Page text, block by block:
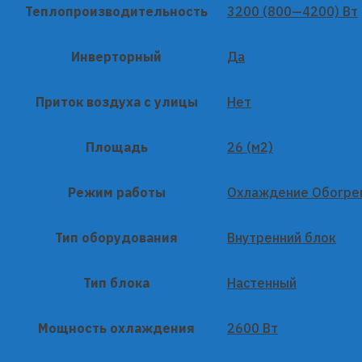
Теплопроизводительность 3200 (800—4200) Вт
Инверторный Да
Приток воздуха с улицы Нет
Площадь 26 (м2)
Режим работы Охлаждение
Тип оборудования Внутренний блок
Тип блока Настенный
Мощность охлаждения 2600 Вт